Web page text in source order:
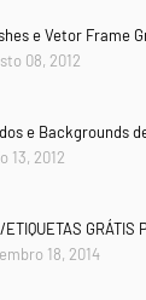
e Vetor Frame
08, 2012
e Backgrounds
13, 2012
ETIQUETAS GRÁTIS
18, 2014